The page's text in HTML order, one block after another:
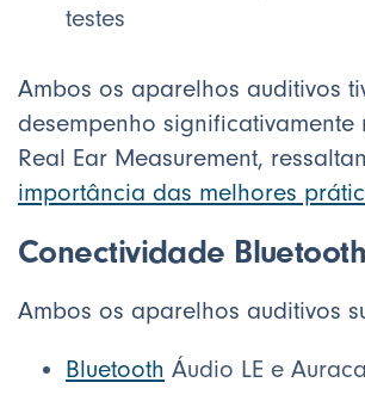
testes
Ambos os aparelhos auditivos
desempenho significativamente
Real Ear Measurement,
importância das melhores
Conectividade Bluetooth
Ambos os aparelhos auditivos
Bluetooth Áudio LE e